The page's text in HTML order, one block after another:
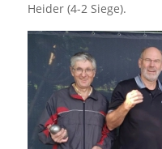
Heider (4-2 Siege).